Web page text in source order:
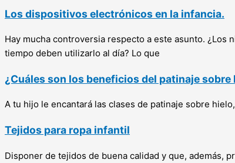
Los dispositivos electrónicos en la infancia.
Hay mucha controversia respecto a este asunto. ¿Los
tiempo deben utilizarlo al día? Lo que
¿Cuáles son los beneficios del patinaje sobre
A tu hijo le encantará las clases de patinaje sobre
Tejidos para ropa infantil
Disponer de tejidos de buena calidad y que, además,